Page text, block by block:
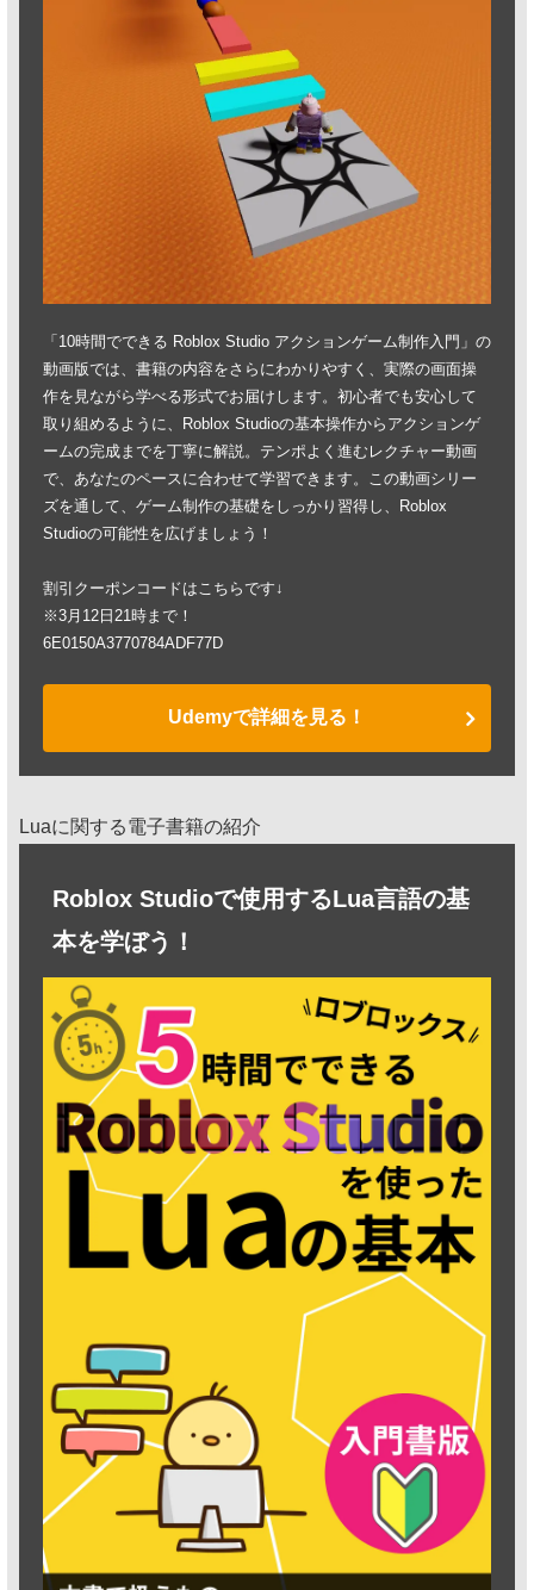
「10時間でできる Roblox Studio アクションゲーム制作入門」の
動画版では、書籍の内容をさらにわかりやすく、実際の画面操
作を見ながら学べる形式でお届けします。初心者でも安心して
取り組めるように、Roblox Studioの基本操作からアクションゲ
ームの完成までを丁寧に解説。テンポよく進むレクチャー動画
で、あなたのペースに合わせて学習できます。この動画シリー
ズを通して、ゲーム制作の基礎をしっかり習得し、Roblox
Studioの可能性を広げましょう！
割引クーポンコードはこちらです↓
※3月12日21時まで！
6E0150A3770784ADF77D
Udemyで詳細を見る！
Luaに関する電子書籍の紹介
Roblox Studioで使用するLua言語の基
本を学ぼう！